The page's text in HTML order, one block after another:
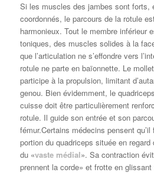
Si les muscles des jambes sont forts,
coordonnés, le parcours de la rotule
harmonieux. Tout le membre inférieur
toniques, des muscles solides à la
que l’articulation ne s’effondre vers
rotule ne parte en baïonnette. Le
participe à la propulsion, limitant
genou. Bien évidemment, le
cuisse doit être particulièrement
rotule. Il guide son entrée et son
fémur.Certains médecins pensent
portion du quadriceps située en regard
du «vaste médial». Sa contraction
prennent la corde» et frotte en glissant